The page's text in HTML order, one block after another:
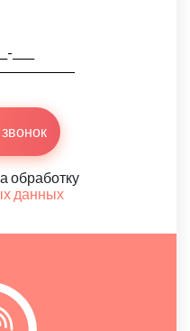
обработку
данных